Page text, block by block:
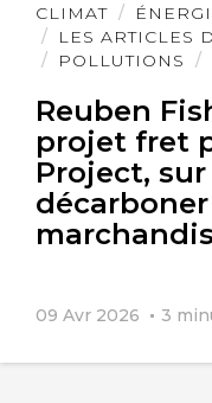
CLIMAT
LES ARTICLES
POLLUTIONS
Reuben
projet fret
Project,
09 Avr 2026 3
Lire
l'article